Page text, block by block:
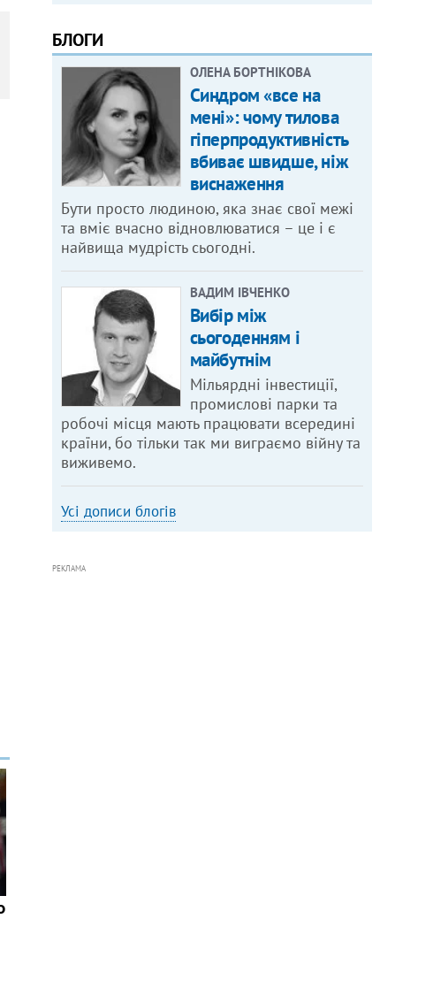
БЛОГИ
ОЛЕНА БОРТНІКОВА
Синдром «все на
мені»: чому тилова
гіперпродуктивність
вбиває швидше, ніж
виснаження
Бути просто людиною, яка знає свої межі
та вміє вчасно відновлюватися – це і є
найвища мудрість сьогодні.
ВАДИМ ІВЧЕНКО
Вибір між
сьогоденням і
майбутнім
Мільярдні інвестиції,
промислові парки та
робочі місця мають працювати всередині
країни, бо тільки так ми виграємо війну та
виживемо.
Усі дописи блогів
РЕКЛАМА